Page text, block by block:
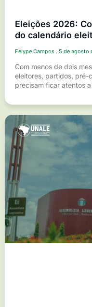
Eleições 2026:
do calendário
Felype Campos 5 de agosto
Com menos de dois
eleitores, partidos,
precisam ficar atentos a